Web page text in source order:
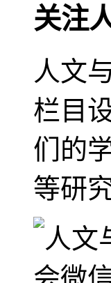
关注
人文
栏目
们的
等研